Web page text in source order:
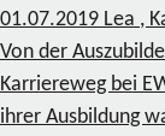
01.07.2019 Lea ,
Von der
Karriereweg bei
ihrer Ausbildung